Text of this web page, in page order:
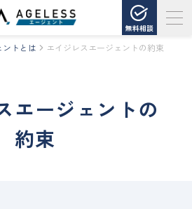
無料相談
ントとは エイジレスエージェントの約束
エージェントの
約束